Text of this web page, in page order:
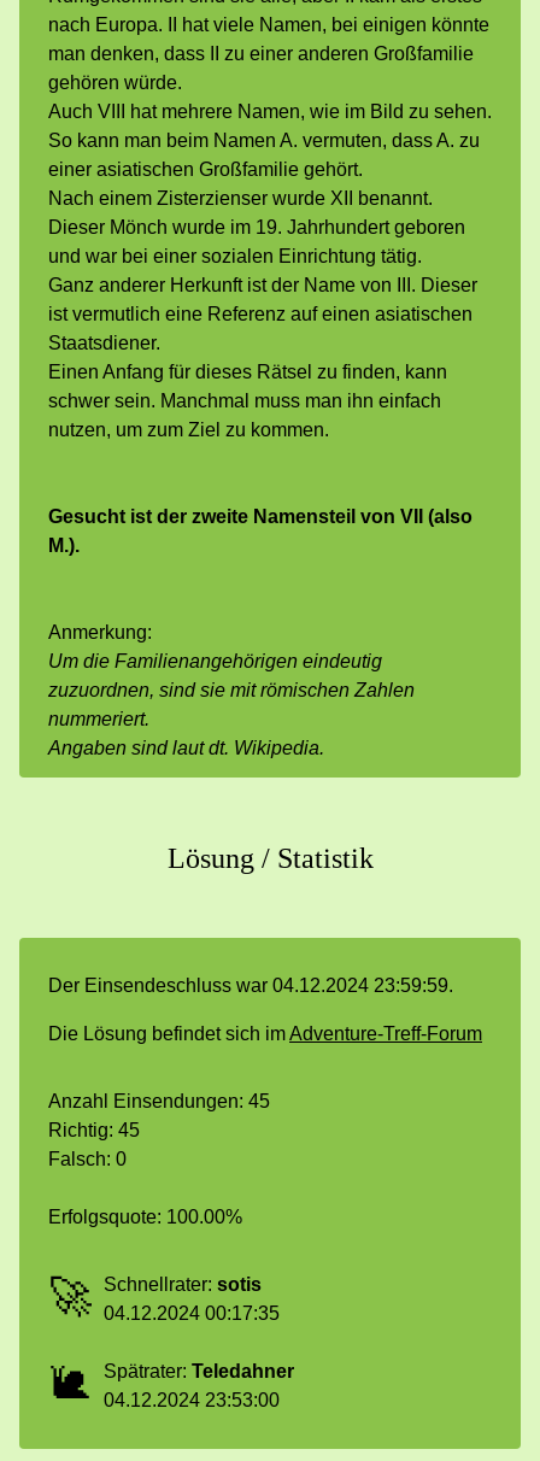
nach Europa. II hat viele Namen, bei einigen könnte
man denken, dass II zu einer anderen Großfamilie
gehören würde.
Auch VIII hat mehrere Namen, wie im Bild zu sehen.
So kann man beim Namen A. vermuten, dass A. zu
einer asiatischen Großfamilie gehört.
Nach einem Zisterzienser wurde XII benannt.
Dieser Mönch wurde im 19. Jahrhundert geboren
und war bei einer sozialen Einrichtung tätig.
Ganz anderer Herkunft ist der Name von III. Dieser
ist vermutlich eine Referenz auf einen asiatischen
Staatsdiener.
Einen Anfang für dieses Rätsel zu finden, kann
schwer sein. Manchmal muss man ihn einfach
nutzen, um zum Ziel zu kommen.
Gesucht ist der zweite Namensteil von VII (also
M.).
Anmerkung:
Um die Familienangehörigen eindeutig
zuzuordnen, sind sie mit römischen Zahlen
nummeriert.
Angaben sind laut dt. Wikipedia.
Lösung / Statistik
Der Einsendeschluss war 04.12.2024 23:59:59.
Die Lösung befindet sich imAdventure-Treff-Forum
Anzahl Einsendungen: 45
Richtig: 45
Falsch: 0
Erfolgsquote: 100.00%
🚀 Schnellrater: sotis
04.12.2024 00:17:35
🐌 Spätrater: Teledahner
04.12.2024 23:53:00